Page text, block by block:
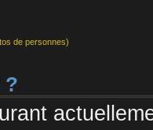
de personnes)
?